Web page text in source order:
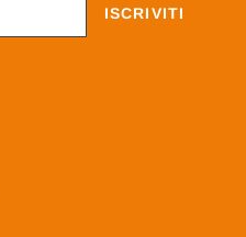
ISCRIVITI